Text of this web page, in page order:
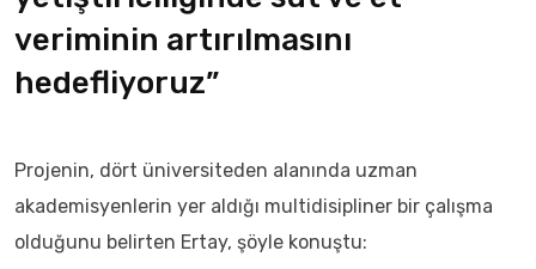
veriminin artırılmasını
hedefliyoruz”
Projenin, dört üniversiteden alanında uzman
akademisyenlerin yer aldığı multidisipliner bir çalışma
olduğunu belirten Ertay, şöyle konuştu: